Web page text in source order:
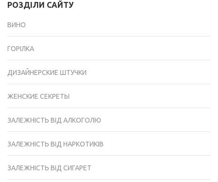
РОЗДІЛИ САЙТУ
ВИНО
ГОРІЛКА
ДИЗАЙНЕРСКИЕ ШТУЧКИ
ЖЕНСКИЕ СЕКРЕТЫ
ЗАЛЕЖНІСТЬ ВІД АЛКОГОЛЮ
ЗАЛЕЖНІСТЬ ВІД НАРКОТИКІВ
ЗАЛЕЖНІСТЬ ВІД СИГАРЕТ